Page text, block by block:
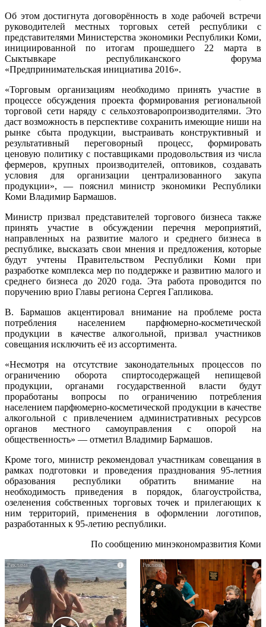
Об этом достигнута договорённость в ходе рабочей встречи
руководителей местных торговых сетей республики с
представителями Министерства экономики Республики Коми,
инициированной по итогам прошедшего 22 марта в
Сыктывкаре республиканского форума
«Предпринимательская инициатива 2016».
«Торговым организациям необходимо принять участие в
процессе обсуждения проекта формирования региональной
торговой сети наряду с сельхозтоваропроизводителями. Это
даст возможность в перспективе сохранить имеющие ниши на
рынке сбыта продукции, выстраивать конструктивный и
результативный переговорный процесс, формировать
ценовую политику с поставщиками продовольствия из числа
фермеров, крупных производителей, оптовиков, создавать
условия для организации централизованного закупа
продукции», — пояснил министр экономики Республики
Коми Владимир Бармашов.
Министр призвал представителей торгового бизнеса также
принять участие в обсуждении перечня мероприятий,
направленных на развитие малого и среднего бизнеса в
республике, высказать свои мнения и предложения, которые
будут учтены Правительством Республики Коми при
разработке комплекса мер по поддержке и развитию малого и
среднего бизнеса до 2020 года. Эта работа проводится по
поручению врио Главы региона Сергея Гапликова.
В. Бармашов акцентировал внимание на проблеме роста
потребления населением парфюмерно-косметической
продукции в качестве алкогольной, призвал участников
совещания исключить её из ассортимента.
«Несмотря на отсутствие законодательных процессов по
ограничению оборота спиртосодержащей непищевой
продукции, органами государственной власти будут
проработаны вопросы по ограничению потребления
населением парфюмерно-косметической продукции в качестве
алкогольной с привлечением административных ресурсов
органов местного самоуправления с опорой на
общественность» — отметил Владимир Бармашов.
Кроме того, министр рекомендовал участникам совещания в
рамках подготовки и проведения празднования 95-летния
образования республики обратить внимание на
необходимость приведения в порядок, благоустройства,
озеленения собственных торговых точек и прилегающих к
ним территорий, применения в оформлении логотипов,
разработанных к 95-летию республики.
По сообщению минэкономразвития Коми
i i